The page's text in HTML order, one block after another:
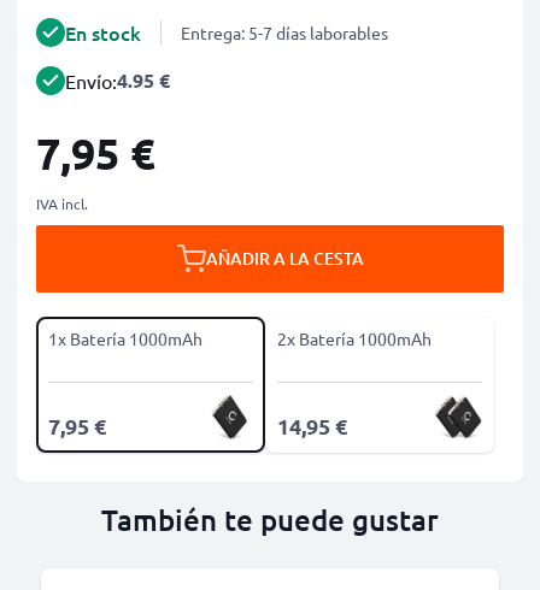
En stock Entrega: 5-7 días laborables
Envío:4.95 €
7,95 €
IVA incl.
AÑADIR A LA CESTA
1x Batería 1000mAh
7,95 €
2x Batería 1000mAh
14,95 €
También te puede gustar